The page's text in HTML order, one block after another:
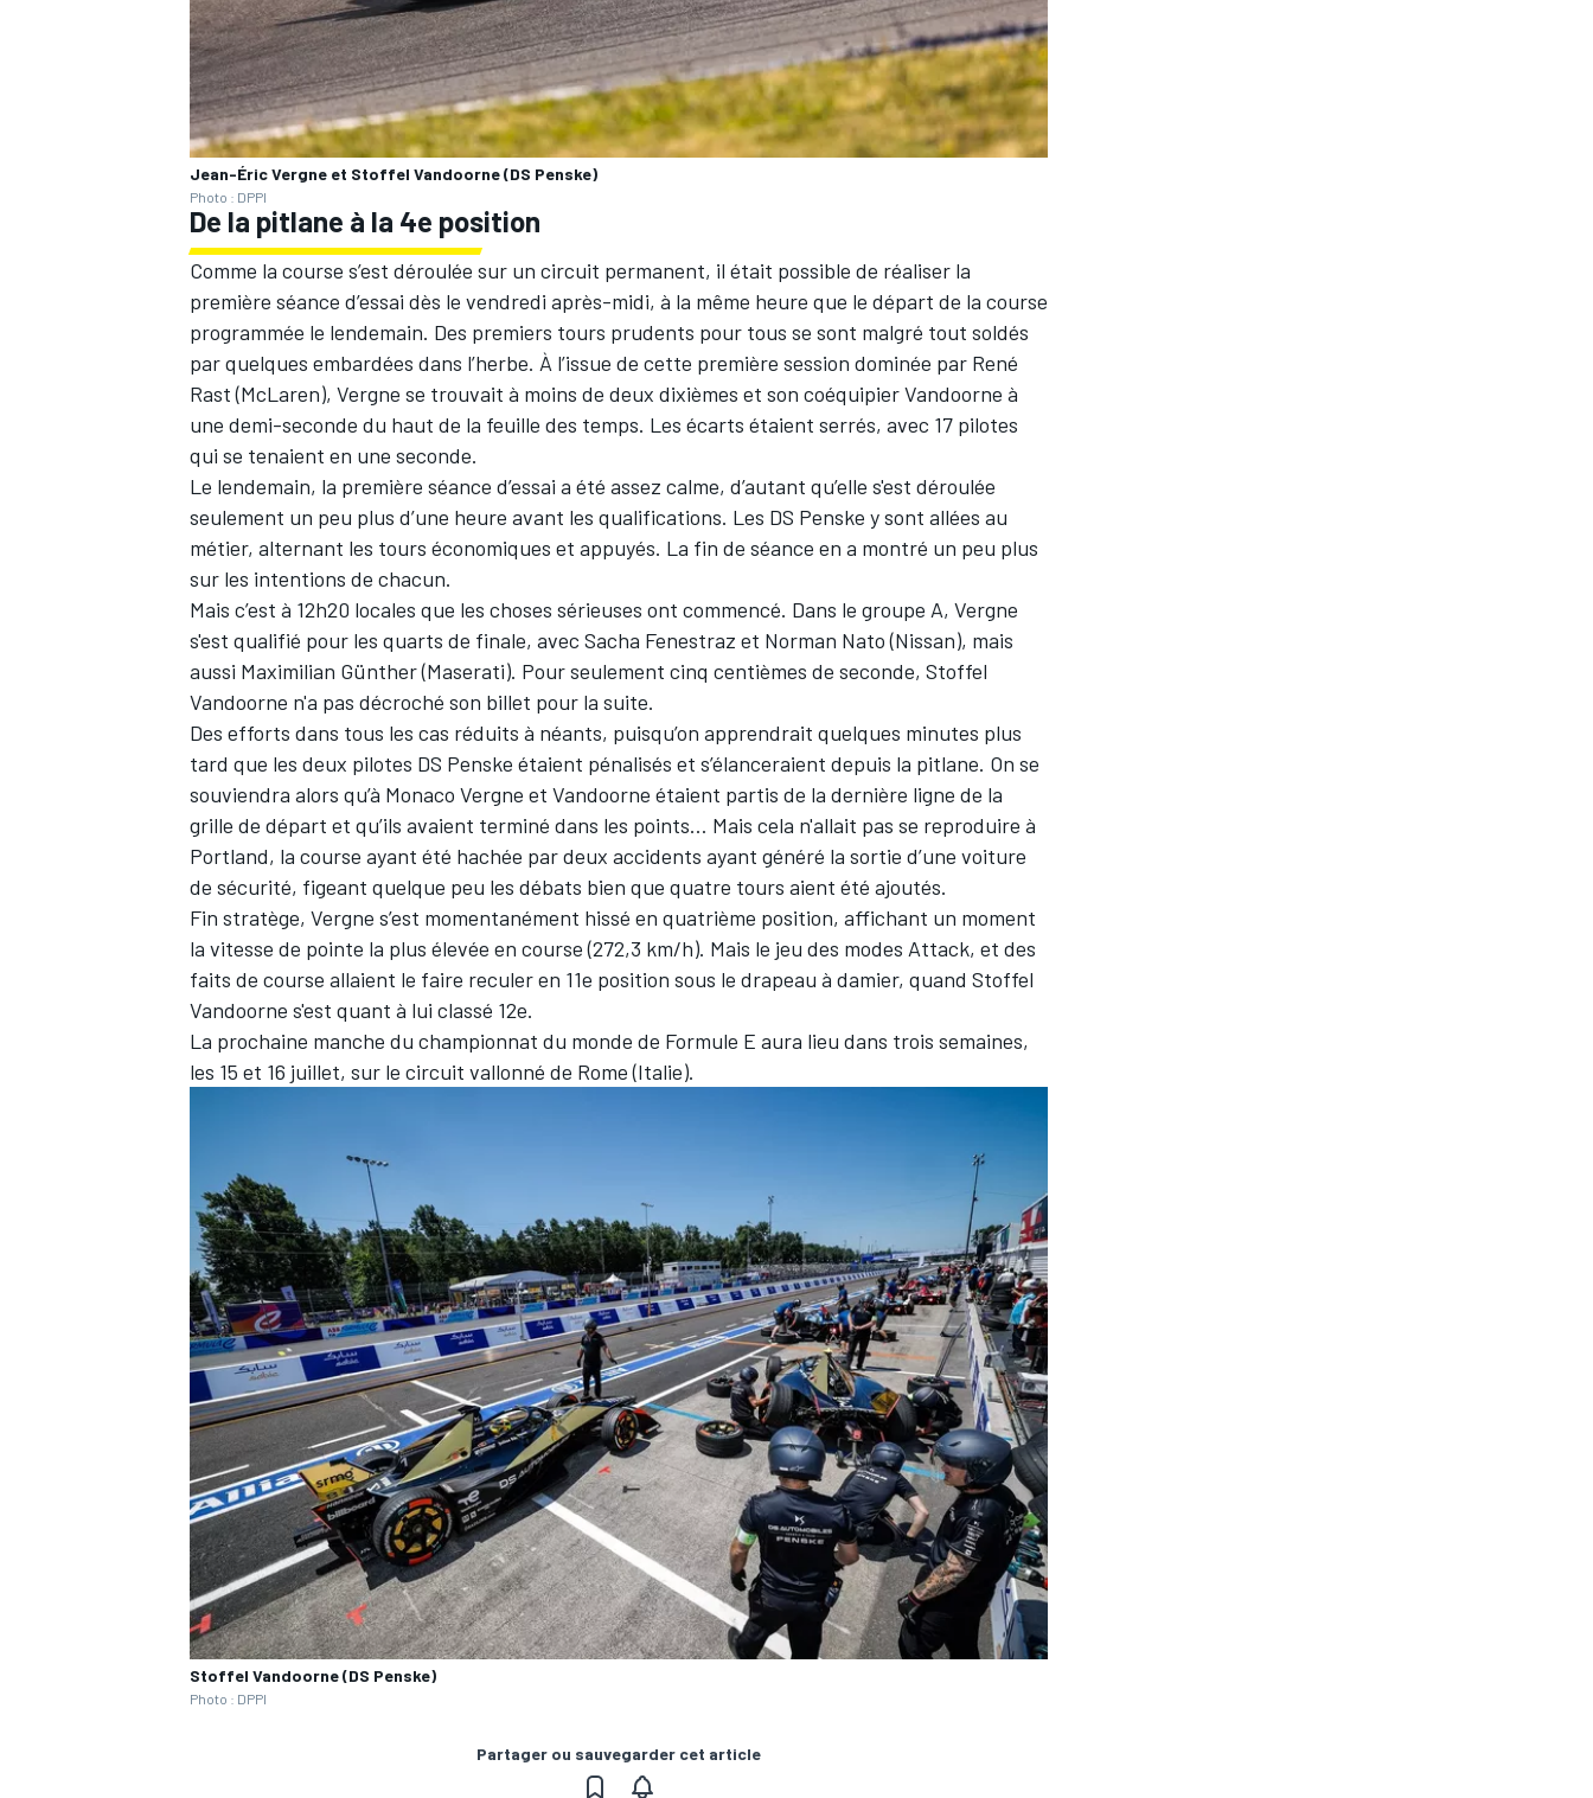
AUTRES CHAMPIONNATS
Jean-Éric Vergne et Stoffel Vandoorne (DS Penske)
Photo : DPPI
De la pitlane à la 4e position
Comme la course s’est déroulée sur un circuit permanent, il était possible de réaliser la
première séance d’essai dès le vendredi après-midi, à la même heure que le départ de la course
programmée le lendemain. Des premiers tours prudents pour tous se sont malgré tout soldés
par quelques embardées dans l’herbe. À l’issue de cette première session dominée par René
Rast(McLaren), Vergne se trouvait à moins de deux dixièmes et son coéquipier Vandoorne à
une demi-seconde du haut de la feuille des temps. Les écarts étaient serrés, avec 17 pilotes
qui se tenaient en une seconde.
Le lendemain, la première séance d’essai a été assez calme, d’autant qu’elle s'est déroulée
seulement un peu plus d’une heure avant les qualifications. Les DS Penske y sont allées au
métier, alternant les tours économiques et appuyés. La fin de séance en a montré un peu plus
sur les intentions de chacun.
Mais c’est à 12h20 locales que les choses sérieuses ont commencé. Dans le groupe A, Vergne
s'est qualifié pour les quarts de finale, avec Sacha Fenestraz et Norman Nato(Nissan), mais
aussi Maximilian Günther(Maserati). Pour seulement cinq centièmes de seconde, Stoffel
Vandoorne n'a pas décroché son billet pour la suite.
Des efforts dans tous les cas réduits à néants, puisqu’on apprendrait quelques minutes plus
tard que les deux pilotes DS Penske étaient pénalisés et s’élanceraient depuis la pitlane. On se
souviendra alors qu’à Monaco Vergne et Vandoorne étaient partis de la dernière ligne de la
grille de départ et qu’ils avaient terminé dans les points… Mais cela n'allait pas se reproduire à
Portland, la course ayant été hachée par deux accidents ayant généré la sortie d’une voiture
de sécurité, figeant quelque peu les débats bien que quatre tours aient été ajoutés.
Fin stratège, Vergne s’est momentanément hissé en quatrième position, affichant un moment
la vitesse de pointe la plus élevée en course (272,3 km/h). Mais le jeu des modes Attack, et des
faits de course allaient le faire reculer en 11e position sous le drapeau à damier, quand Stoffel
Vandoorne s'est quant à lui classé 12e.
La prochaine manche du championnat du monde de Formule E aura lieu dans trois semaines,
les 15 et 16 juillet, sur le circuit vallonné de Rome (Italie).
Stoffel Vandoorne (DS Penske)
Photo : DPPI
Partager ou sauvegarder cet article